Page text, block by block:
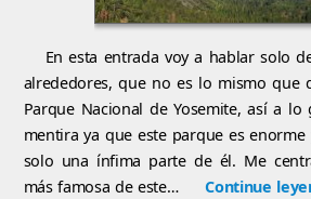
En esta entrada voy a hablar solo
alrededores, que no es lo mismo que
Parque Nacional de Yosemite, así a
mentira ya que este parque es
solo una ínfima parte de él. Me
más famosa de este…
Continue